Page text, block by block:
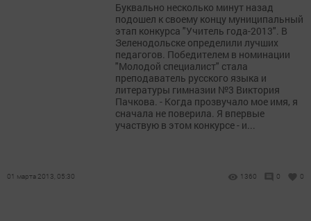
Буквально несколько минут назад
подошел к своему концу муниципальный
этап конкурса "Учитель года-2013". В
Зеленодольске определили лучших
педагогов. Победителем в номинации
"Молодой специалист" стала
преподаватель русского языка и
литературы гимназии №3 Виктория
Пачкова. - Когда прозвучало мое имя, я
сначала не поверила. Я впервые
участвую в этом конкурсе - и...
01 марта 2013, 05:30 1360 0 0